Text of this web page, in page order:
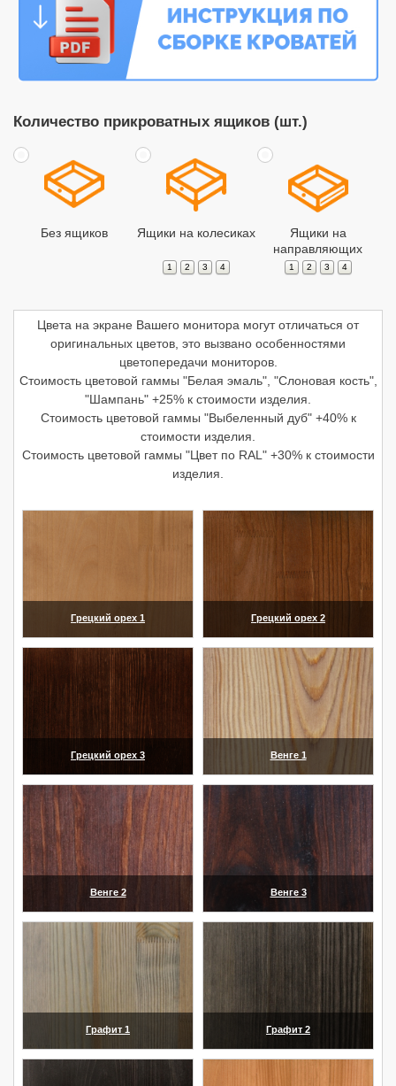
Количество прикроватных ящиков (шт.)
Без ящиков Ящики на колесиках
1 2 3 4
Ящики на
направляющих
1 2 3 4
Цвета на экране Вашего монитора могут отличаться от
оригинальных цветов, это вызвано особенностями
цветопередачи мониторов.
Стоимость цветовой гаммы "Белая эмаль", "Слоновая кость",
"Шампань" +25% к стоимости изделия.
Стоимость цветовой гаммы "Выбеленный дуб" +40% к
стоимости изделия.
Стоимость цветовой гаммы "Цвет по RAL" +30% к стоимости
изделия.
Грецкий орех 1
(увеличить)
Грецкий орех 2
(увеличить)
Грецкий орех 3
(увеличить)
Венге 1
(увеличить)
Венге 2
(увеличить)
Венге 3
(увеличить)
Графит 1
(увеличить)
Графит 2
(увеличить)